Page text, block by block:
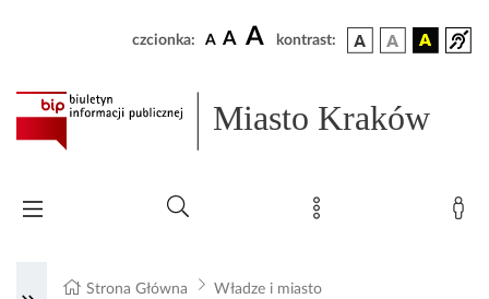
czcionka: A A A kontrast:
Miasto Kraków
Strona Główna
Władze i miasto